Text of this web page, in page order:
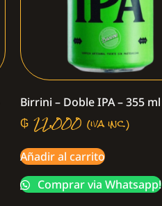
Birrini – Doble IPA – 355 ml
₲22.000 (iva inc.)
Añadir al carrito
Comprar via Whatsapp!